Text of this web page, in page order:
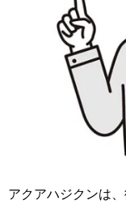
アクアハジクンは